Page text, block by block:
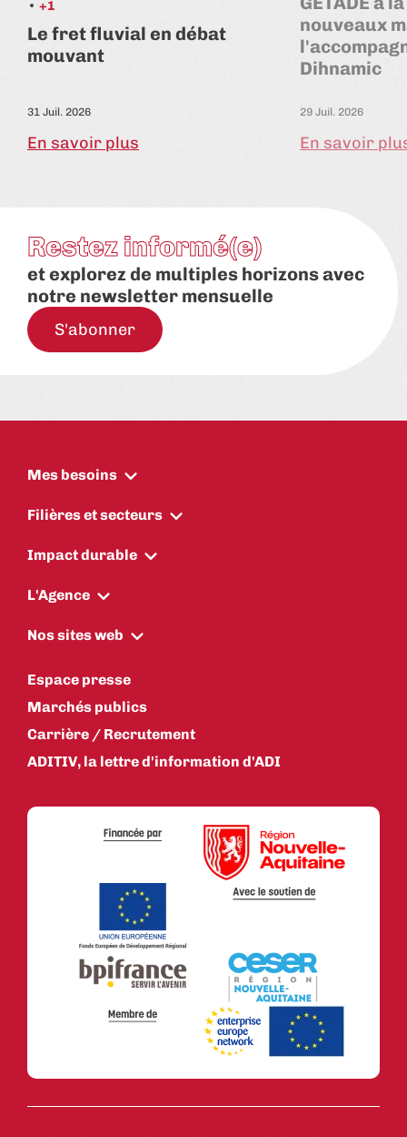
+1
Le fret fluvial en débat
mouvant
31 Juil. 2026
En savoir plus
nouveaux
Dihnamic
29 Juil. 2026
En savoir
Restez informé(e)
et explorez de multiples horizons avec
notre newsletter mensuelle
S'abonner
Mes besoins
Filières et secteurs
Impact durable
L'Agence
Nos sites web
Espace presse
Marchés publics
Carrière / Recrutement
ADITIV, la lettre d'information d'ADI